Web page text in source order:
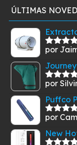
ÚLTIMAS
Valorado
por
Valorado
por
Puffco
Valorado
por
New